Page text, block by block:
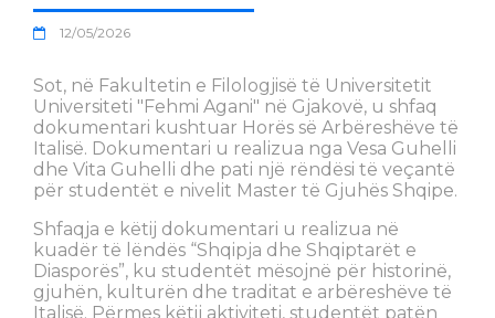
12/05/2026
Sot, në Fakultetin e Filologjisë të Universitetit
Universiteti "Fehmi Agani" në Gjakovë, u shfaq
dokumentari kushtuar Horës së Arbëreshëve të
Italisë. Dokumentari u realizua nga Vesa Guhelli
dhe Vita Guhelli dhe pati një rëndësi të veçantë
për studentët e nivelit Master të Gjuhës Shqipe.
Shfaqja e këtij dokumentari u realizua në
kuadër të lëndës “Shqipja dhe Shqiptarët e
Diasporës”, ku studentët mësojnë për historinë,
gjuhën, kulturën dhe traditat e arbëreshëve të
Italisë. Përmes këtij aktiviteti, studentët patën